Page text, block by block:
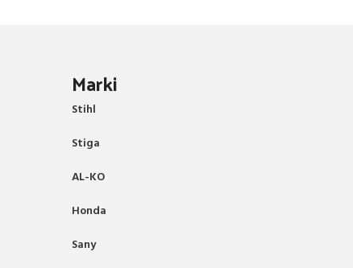
Marki
Stihl
Stiga
AL-KO
Honda
Sany